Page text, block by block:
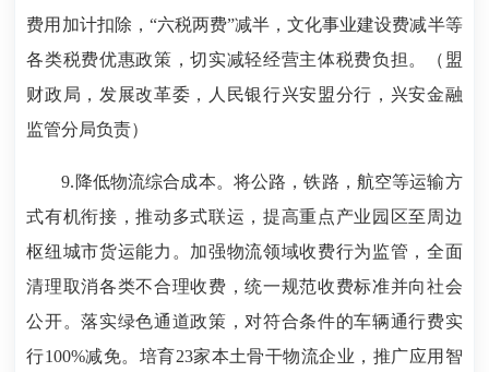
费用加计扣除，“六税两费”减半，文化事业建设费减半等
各类税费优惠政策，切实减轻经营主体税费负担。（盟
财政局，发展改革委，人民银行兴安盟分行，兴安金融
监管分局负责）
9.降低物流综合成本。将公路，铁路，航空等运输方
式有机衔接，推动多式联运，提高重点产业园区至周边
枢纽城市货运能力。加强物流领域收费行为监管，全面
清理取消各类不合理收费，统一规范收费标准并向社会
公开。落实绿色通道政策，对符合条件的车辆通行费实
行100%减免。培育23家本土骨干物流企业，推广应用智